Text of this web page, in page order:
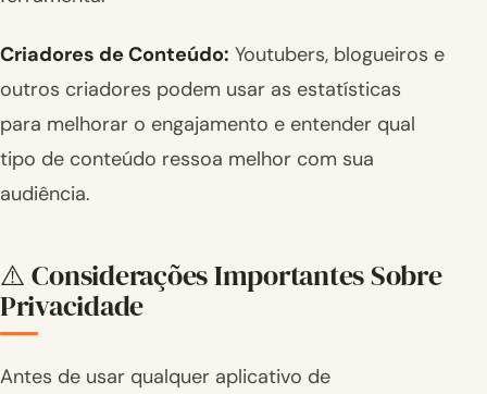
Criadores de Conteúdo: Youtubers, blogueiros e
outros criadores podem usar as estatísticas
para melhorar o engajamento e entender qual
tipo de conteúdo ressoa melhor com sua
audiência.
⚠️ Considerações Importantes Sobre
Privacidade
Antes de usar qualquer aplicativo de